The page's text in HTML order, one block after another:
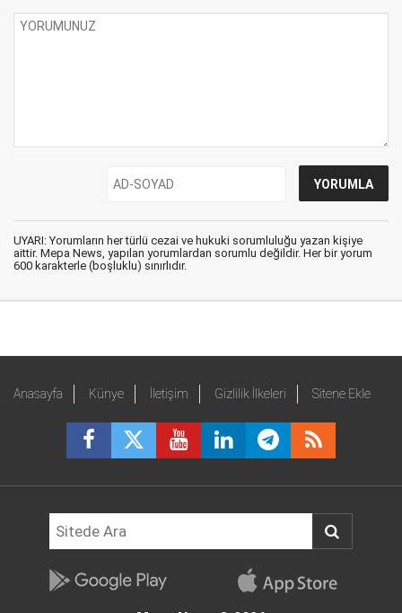
UYARI: Yorumların her türlü cezai ve hukuki sorumluluğu yazan kişiye
aittir. Mepa News, yapılan yorumlardan sorumlu değildir. Her bir yorum
600 karakterle (boşluklu) sınırlıdır.
Anasayfa Künye İletişim Gizlilik İlkeleri Sitene Ekle